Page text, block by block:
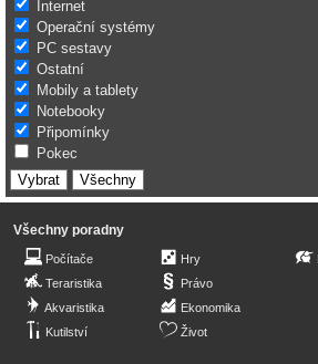
Internet
Operační systémy
PC sestavy
Ostatní
Mobily a tablety
Notebooky
Připomínky
Pokec
Všechny poradny
Počítače
Teraristika
Akvaristika
Kutilství
Hry
Právo
Ekonomika
Život